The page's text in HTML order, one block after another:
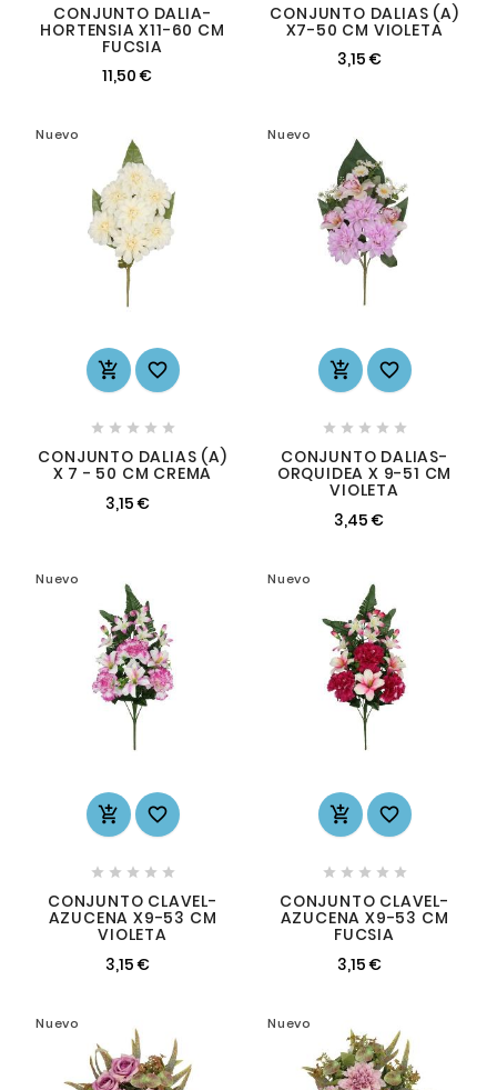
CONJUNTO DALIA-
HORTENSIA X11-60 CM
FUCSIA
11,50 €
CONJUNTO DALIAS (A)
X7-50 CM VIOLETA
3,15 €
Nuevo
 
    
CONJUNTO DALIAS (A)
X 7 - 50 CM CREMA
3,15 €
Nuevo
 
    
CONJUNTO DALIAS-
ORQUIDEA X 9-51 CM
VIOLETA
3,45 €
Nuevo
 
    
CONJUNTO CLAVEL-
AZUCENA X9-53 CM
VIOLETA
3,15 €
Nuevo
 
    
CONJUNTO CLAVEL-
AZUCENA X9-53 CM
FUCSIA
3,15 €
Nuevo Nuevo